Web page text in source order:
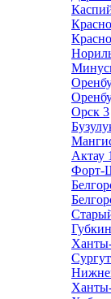
Орск 3
Актау
Форт-
Губкин
Сургут